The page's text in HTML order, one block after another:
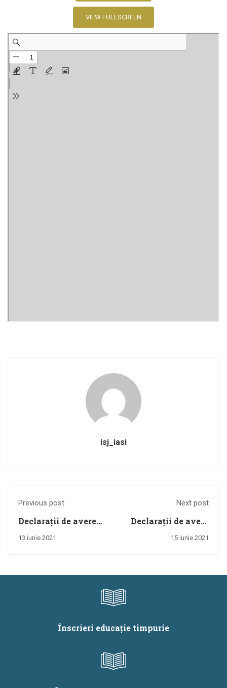
VIEW FULLSCREEN
isj_iasi
Previous post
Declarații de avere
și interese anul
13 iunie 2021
Next post
Declarații de avere
și de interese
15 iunie 2021
Înscrieri educație timpurie